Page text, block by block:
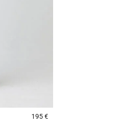
195 €4 out of 5 Customer Rating